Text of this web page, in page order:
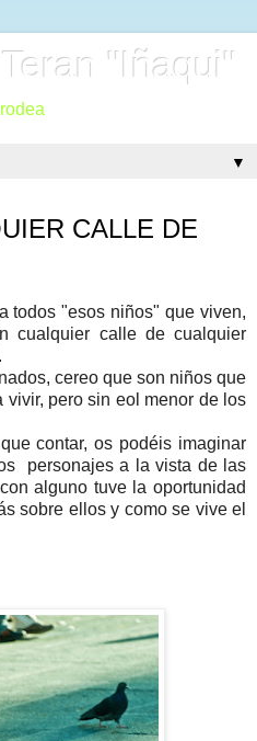
"Iñaqui"
▼
CALLE DE
todos "esos niños" que viven,
cualquier calle de cualquier
cereo que son niños que
pero sin eol menor de los
contar, os podéis imaginar
personajes a la vista de las
alguno tuve la oportunidad
sobre ellos y como se vive el